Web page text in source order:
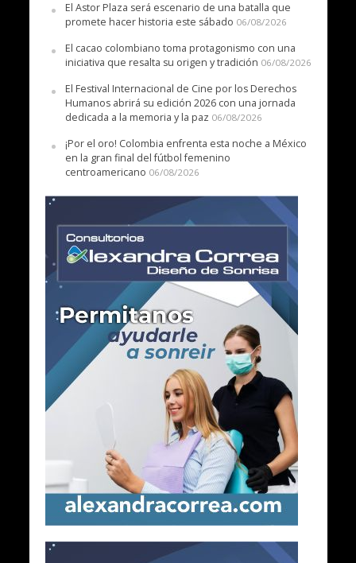
El Astor Plaza será escenario de una batalla que
promete hacer historia este sábado 06/08/2026
El cacao colombiano toma protagonismo con una
iniciativa que resalta su origen y tradición 06/08/2026
El Festival Internacional de Cine por los Derechos
Humanos abrirá su edición 2026 con una jornada
dedicada a la memoria y la paz 06/08/2026
¡Por el oro! Colombia enfrenta esta noche a México
en la gran final del fútbol femenino
centroamericano 06/08/2026